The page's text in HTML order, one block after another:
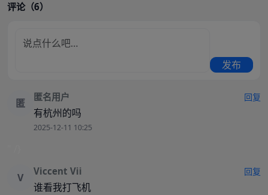
评论（6）
发布
匿 匿名用户 回复
有杭州的吗
2025-12-11 10:25
V Viccent Vii 回复
谁看我打飞机